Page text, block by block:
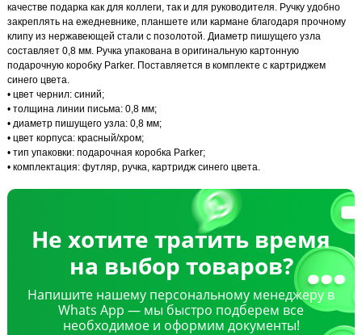
качестве подарка как для коллеги, так и для руководителя. Ручку удобно
закреплять на ежедневнике, планшете или кармане благодаря прочному
клипу из нержавеющей стали с позолотой. Диаметр пишущего узла
составляет 0,8 мм. Ручка упакована в оригинальную картонную
подарочную коробку Parker. Поставляется в комплекте с картриджем
синего цвета.
• цвет чернил: синий;
• толщина линии письма: 0,8 мм;
• диаметр пишущего узла: 0,8 мм;
• цвет корпуса: красный/хром;
• тип упаковки: подарочная коробка Parker;
• комплектация: футляр, ручка, картридж синего цвета.
Не хотите тратить время
на выбор товаров?
Напишите нашему персональному менеджеру в
Whats App — мы быстро подберем все
необходимое и оформим документы!